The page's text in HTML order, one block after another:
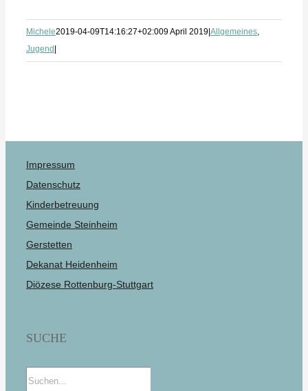
Michele2019-04-09T14:16:27+02:009 April 2019 Allgemeines,
Jugend
Impressum
Datenschutz
Kinderbetreuung
Gemeinde Steinheim
Gerstetten
Dekanat Heidenheim
Diözese Rottenburg-Stuttgart
SUCHE
Suche